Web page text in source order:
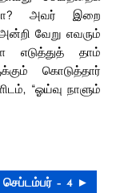
அவர் இறை
வேறு எவரும்
தாம்
கொடுத்தார்
“ஓய்வு நாளும்
செப்டம்பர் – 4 ►